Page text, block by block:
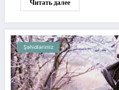
Читать далее
Şəhidlərimiz